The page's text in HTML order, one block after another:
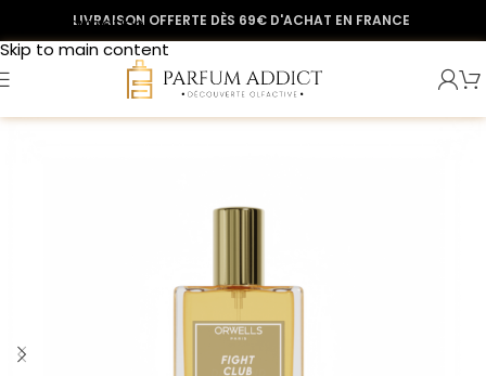
Skip to navigation
Skip to main content
LIVRAISON OFFERTE DÈS 69€ D'ACHAT EN FRANCE